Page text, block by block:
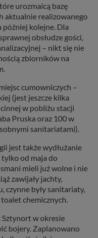
urozmaicą bazę
aktualnie realizowanego
kolejne. Dla
obsłudze gości,
– nikt się nie
zbiorników na
cumowniczych –
(jest jeszcze kilka
w pobliżu stacji
Pruska oraz 100 w
sanitariatami).
jest także wydłużanie
tylko od maja do
mieli już wolne i nie
zawijały jachty,
czynne były sanitariaty,
toalet chemicznych.
Sztynort w okresie
bojery. Zaplanowano